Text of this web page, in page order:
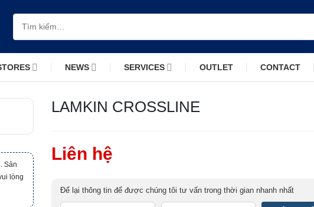
NEWS SERVICES OUTLET CONTACT
Sản
lòng
LAMKIN CROSSLINE
Liên hệ
Để lại thông tin để được chúng tôi tư vấn trong thời gian nhanh nhất